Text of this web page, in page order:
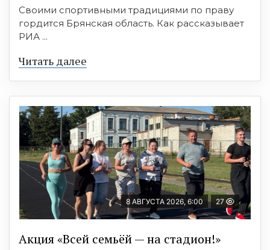
Своими спортивными традициями по праву
гордится Брянская область. Как рассказывает
РИА ...
Читать далее
8 АВГУСТА 2026, 6:00 27
Акция «Всей семьёй — на стадион!»